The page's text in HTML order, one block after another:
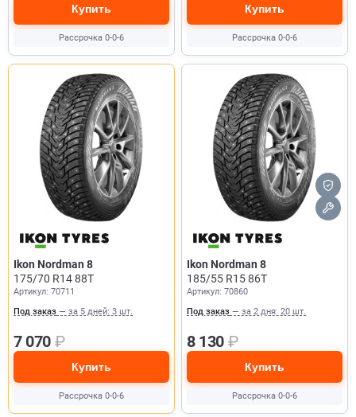
Купить
Рассрочка 0-0-6
Купить
Рассрочка 0-0-6
Ikon Nordman 8
175/70 R14 88T
Артикул: 70711
Под заказ — за 5 дней: 3 шт.
7 070 ₽
Купить
Рассрочка 0-0-6
Ikon Nordman 8
185/55 R15 86T
Артикул: 70860
Под заказ — за 2 дня: 20 шт.
8 130 ₽
Купить
Рассрочка 0-0-6